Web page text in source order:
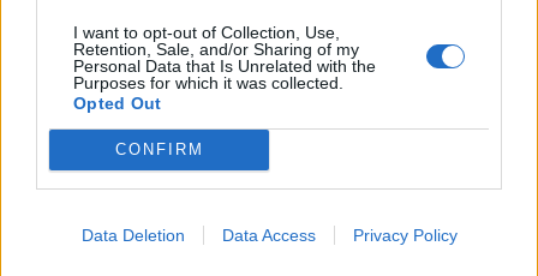
I want to opt-out of Collection, Use,
Retention, Sale, and/or Sharing of my
Personal Data that Is Unrelated with the
Purposes for which it was collected.
Opted Out
CONFIRM
Data Deletion Data Access Privacy Policy